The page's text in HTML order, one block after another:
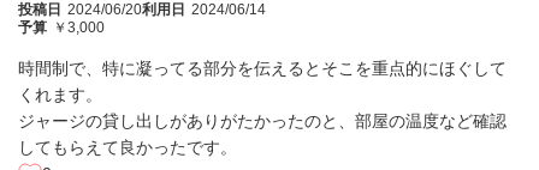
投稿日 2024/06/20利用日 2024/06/14
予算 ￥3,000
時間制で、特に凝ってる部分を伝えるとそこを重点的にほぐして
くれます。
ジャージの貸し出しがありがたかったのと、部屋の温度など確認
してもらえて良かったです。